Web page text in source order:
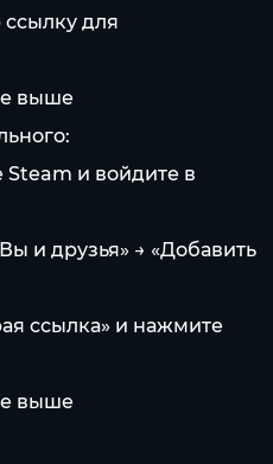
для
выше
и войдите в
и друзья» → «Добавить
ссылка» и нажмите
выше